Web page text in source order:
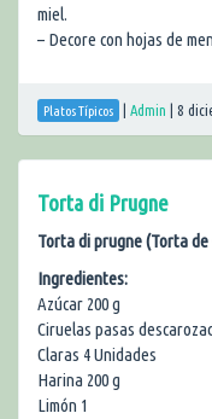
miel.
– Decore con hojas de
Platos Típicos | Admin | 8
Torta di Prugne
Torta di prugne (Torta de
Ingredientes:
Azúcar 200 g
Ciruelas pasas
Claras 4 Unidades
Harina 200 g
Limón 1